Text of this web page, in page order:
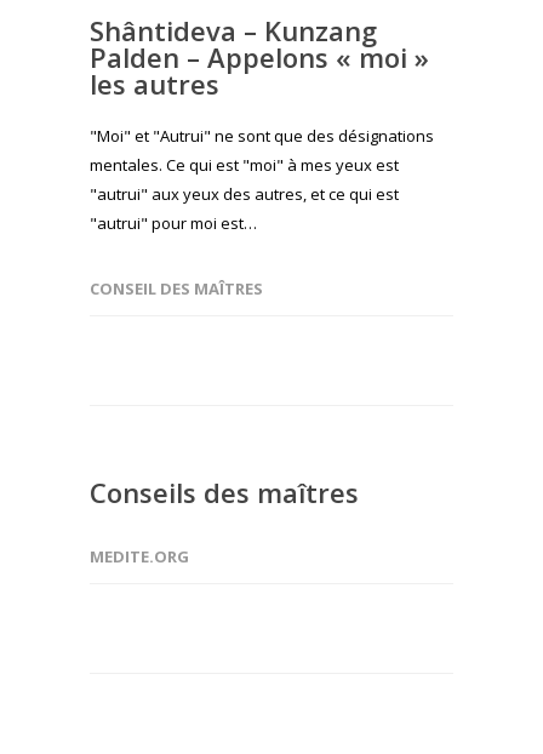
Shântideva – Kunzang
Palden – Appelons « moi »
les autres
"Moi" et "Autrui" ne sont que des désignations
mentales. Ce qui est "moi" à mes yeux est
"autrui" aux yeux des autres, et ce qui est
"autrui" pour moi est…
CONSEIL DES MAÎTRES
Conseils des maîtres
MEDITE.ORG